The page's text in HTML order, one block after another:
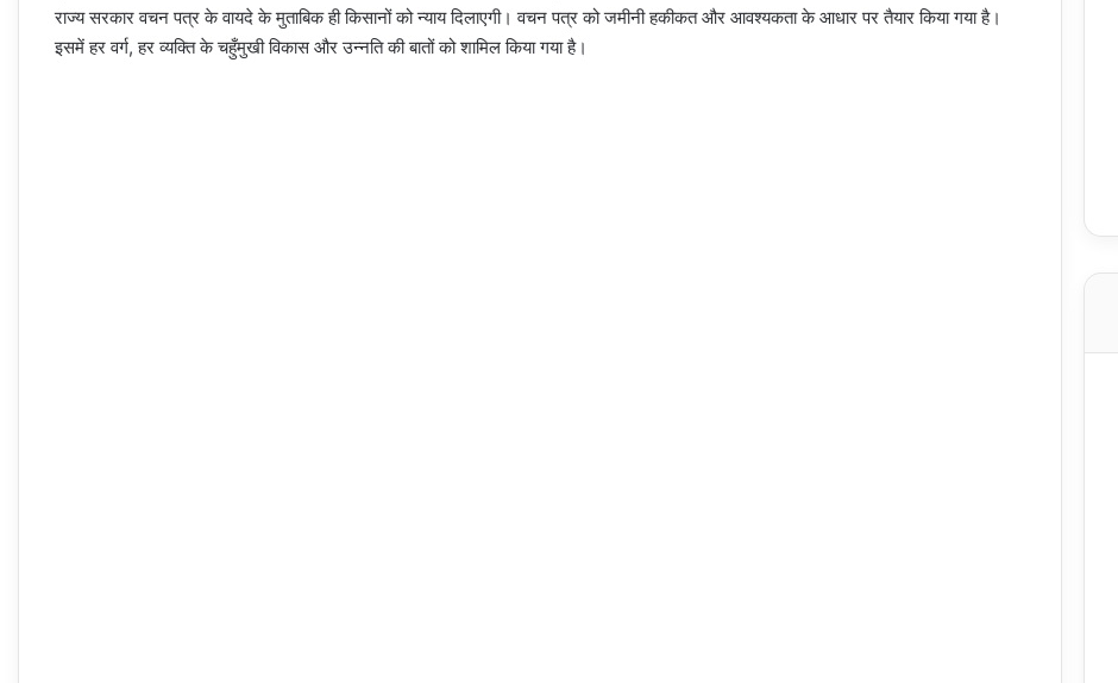
राज्य सरकार वचन पत्र के वायदे के मुताबिक ही किसानों को न्याय दिलाएगी। वचन पत्र को जमीनी हकीकत और आवश्यकता के आधार पर तैयार किया गया है।
इसमें हर वर्ग, हर व्यक्ति के चहुँमुखी विकास और उन्नति की बातों को शामिल किया गया है।